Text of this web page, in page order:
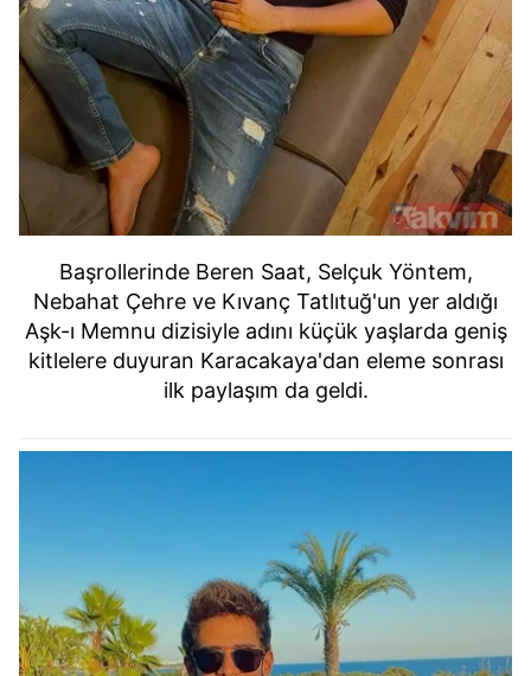
Başrollerinde Beren Saat, Selçuk Yöntem,
Nebahat Çehre ve Kıvanç Tatlıtuğ'un yer aldığı
Aşk-ı Memnu dizisiyle adını küçük yaşlarda geniş
kitlelere duyuran Karacakaya'dan eleme sonrası
ilk paylaşım da geldi.